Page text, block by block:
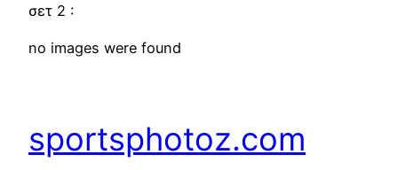
σετ 2 :
no images were found
sportsphotoz.com